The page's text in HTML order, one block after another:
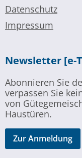
Datenschutz
Impressum
Newsletter [e-
Abonnieren Sie
verpassen Sie
von
Haustüren.
Zur Anmeldung